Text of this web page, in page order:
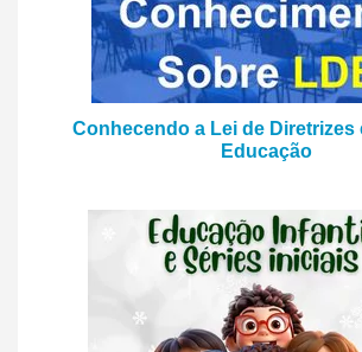
Conhecendo a Lei de Diretrizes
Educação